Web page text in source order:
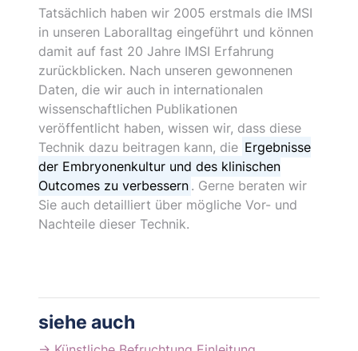
Tatsächlich haben wir 2005 erstmals die IMSI
in unseren Laboralltag eingeführt und können
damit auf fast 20 Jahre IMSI Erfahrung
zurückblicken. Nach unseren gewonnenen
Daten, die wir auch in internationalen
wissenschaftlichen Publikationen
veröffentlicht haben, wissen wir, dass diese
Technik dazu beitragen kann, die Ergebnisse
der Embryonenkultur und des klinischen
Outcomes zu verbessern . Gerne beraten wir
Sie auch detailliert über mögliche Vor- und
Nachteile dieser Technik.
siehe auch